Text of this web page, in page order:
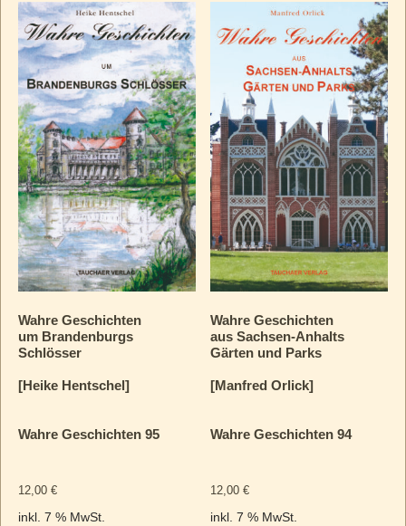
Wahre Geschichten
um Brandenburgs
Schlösser
[Heike Hentschel]
Wahre Geschichten 95
12,00 €
inkl. 7 % MwSt.
Wahre Geschichten
aus Sachsen-Anhalts
Gärten und Parks
[Manfred Orlick]
Wahre Geschichten 94
12,00€
inkl. 7 % MwSt.